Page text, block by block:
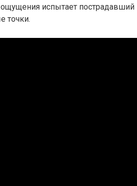
испытает пострадавший
точки.